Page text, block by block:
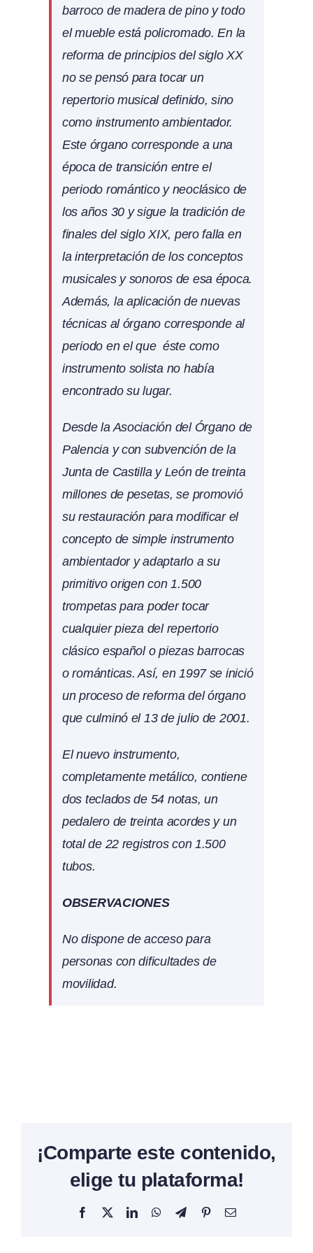
barroco de madera de pino y todo
el mueble está policromado. En la
reforma de principios del siglo XX
no se pensó para tocar un
repertorio musical definido, sino
como instrumento ambientador.
Este órgano corresponde a una
época de transición entre el
periodo romántico y neoclásico de
los años 30 y sigue la tradición de
finales del siglo XIX, pero falla en
la interpretación de los conceptos
musicales y sonoros de esa época.
Además, la aplicación de nuevas
técnicas al órgano corresponde al
periodo en el que éste como
instrumento solista no había
encontrado su lugar.
Desde la Asociación del Órgano de
Palencia y con subvención de la
Junta de Castilla y León de treinta
millones de pesetas, se promovió
su restauración para modificar el
concepto de simple instrumento
ambientador y adaptarlo a su
primitivo origen con 1.500
trompetas para poder tocar
cualquier pieza del repertorio
clásico español o piezas barrocas
o románticas. Así, en 1997 se inició
un proceso de reforma del órgano
que culminó el 13 de julio de 2001.
El nuevo instrumento,
completamente metálico, contiene
dos teclados de 54 notas, un
pedalero de treinta acordes y un
total de 22 registros con 1.500
tubos.
OBSERVACIONES
No dispone de acceso para
personas con dificultades de
movilidad.
¡Comparte este contenido,
elige tu plataforma!
Facebook
X LinkedInWhatsAppTelegramPinterestCorreo